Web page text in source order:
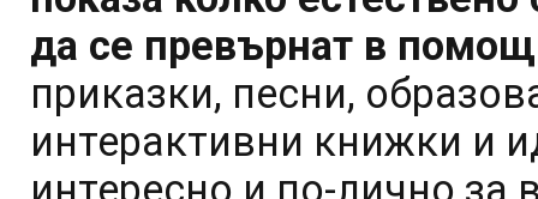
да се превърнат в
приказки, песни,
интерактивни книжки и
интересно и по-лично за